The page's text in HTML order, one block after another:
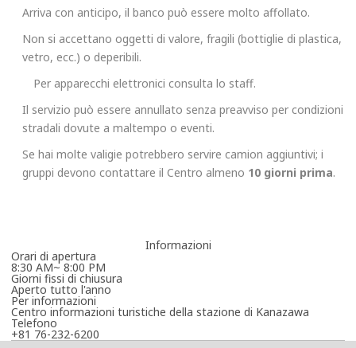
Arriva con anticipo, il banco può essere molto affollato.
Non si accettano oggetti di valore, fragili (bottiglie di plastica,
vetro, ecc.) o deperibili.
Per apparecchi elettronici consulta lo staff.
Il servizio può essere annullato senza preavviso per condizioni
stradali dovute a maltempo o eventi.
Se hai molte valigie potrebbero servire camion aggiuntivi; i
gruppi devono contattare il Centro almeno 10 giorni prima.
Informazioni
Orari di apertura
8:30 AM~ 8:00 PM
Giorni fissi di chiusura
Aperto tutto l'anno
Per informazioni
Centro informazioni turistiche della stazione di Kanazawa
Telefono
+81 76-232-6200